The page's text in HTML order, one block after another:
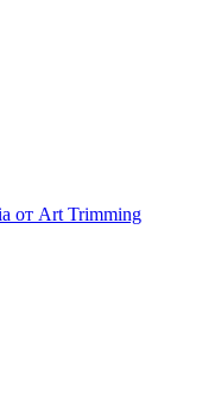
от Art Trimming